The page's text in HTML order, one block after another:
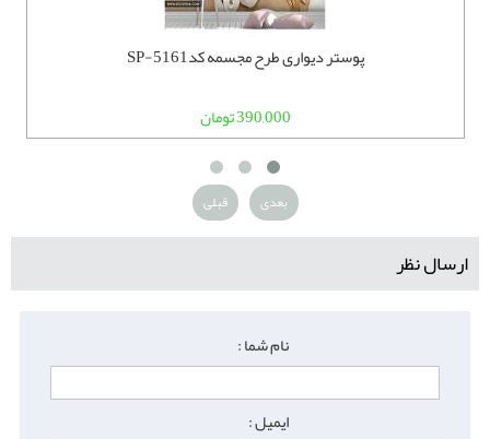
پوستر دیواری طرح مجسمه کدSP-5161
390,000 تومان
قبلی بعدی
ارسال نظر
نام شما :
ایمیل :